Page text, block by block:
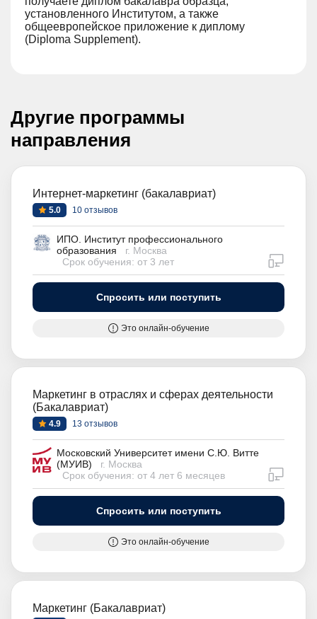
установленного Институтом, а также
общеевропейское приложение к диплому
(Diploma Supplement).
Другие программы
направления
Интернет-маркетинг (бакалавриат)
5.0 10 отзывов
ИПО. Институт профессионального
образования
г. Москва
Срок обучения: от 3 лет
Спросить или поступить
Это онлайн-обучение
Маркетинг в отраслях и сферах деятельности
(Бакалавриат)
4.9 13 отзывов
Московский Университет имени С.Ю. Витте
(МУИВ)
г. Москва
Срок обучения: от 4 лет 6 месяцев
Спросить или поступить
Это онлайн-обучение
Маркетинг (Бакалавриат)